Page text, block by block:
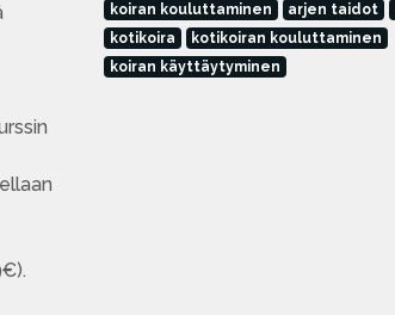
koiran kouluttaminen
arjen taidot
kotikoira
kotikoiran kouluttaminen
koiran käyttäytyminen